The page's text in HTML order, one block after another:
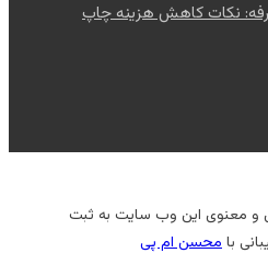
نکات کاهش هزینه چاپ
حقوق مادی و معنوی این وب سایت به ثبت
بامحسن ام پی